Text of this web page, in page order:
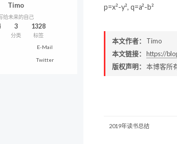
Timo
给未来的自己
3
分类
1328
标签
E-Mail
Twitter
p=x²-y², q=a²-b²
本文作者： Timo
本文链接：
https://
版权声明： 本博客所
2019年读书总结